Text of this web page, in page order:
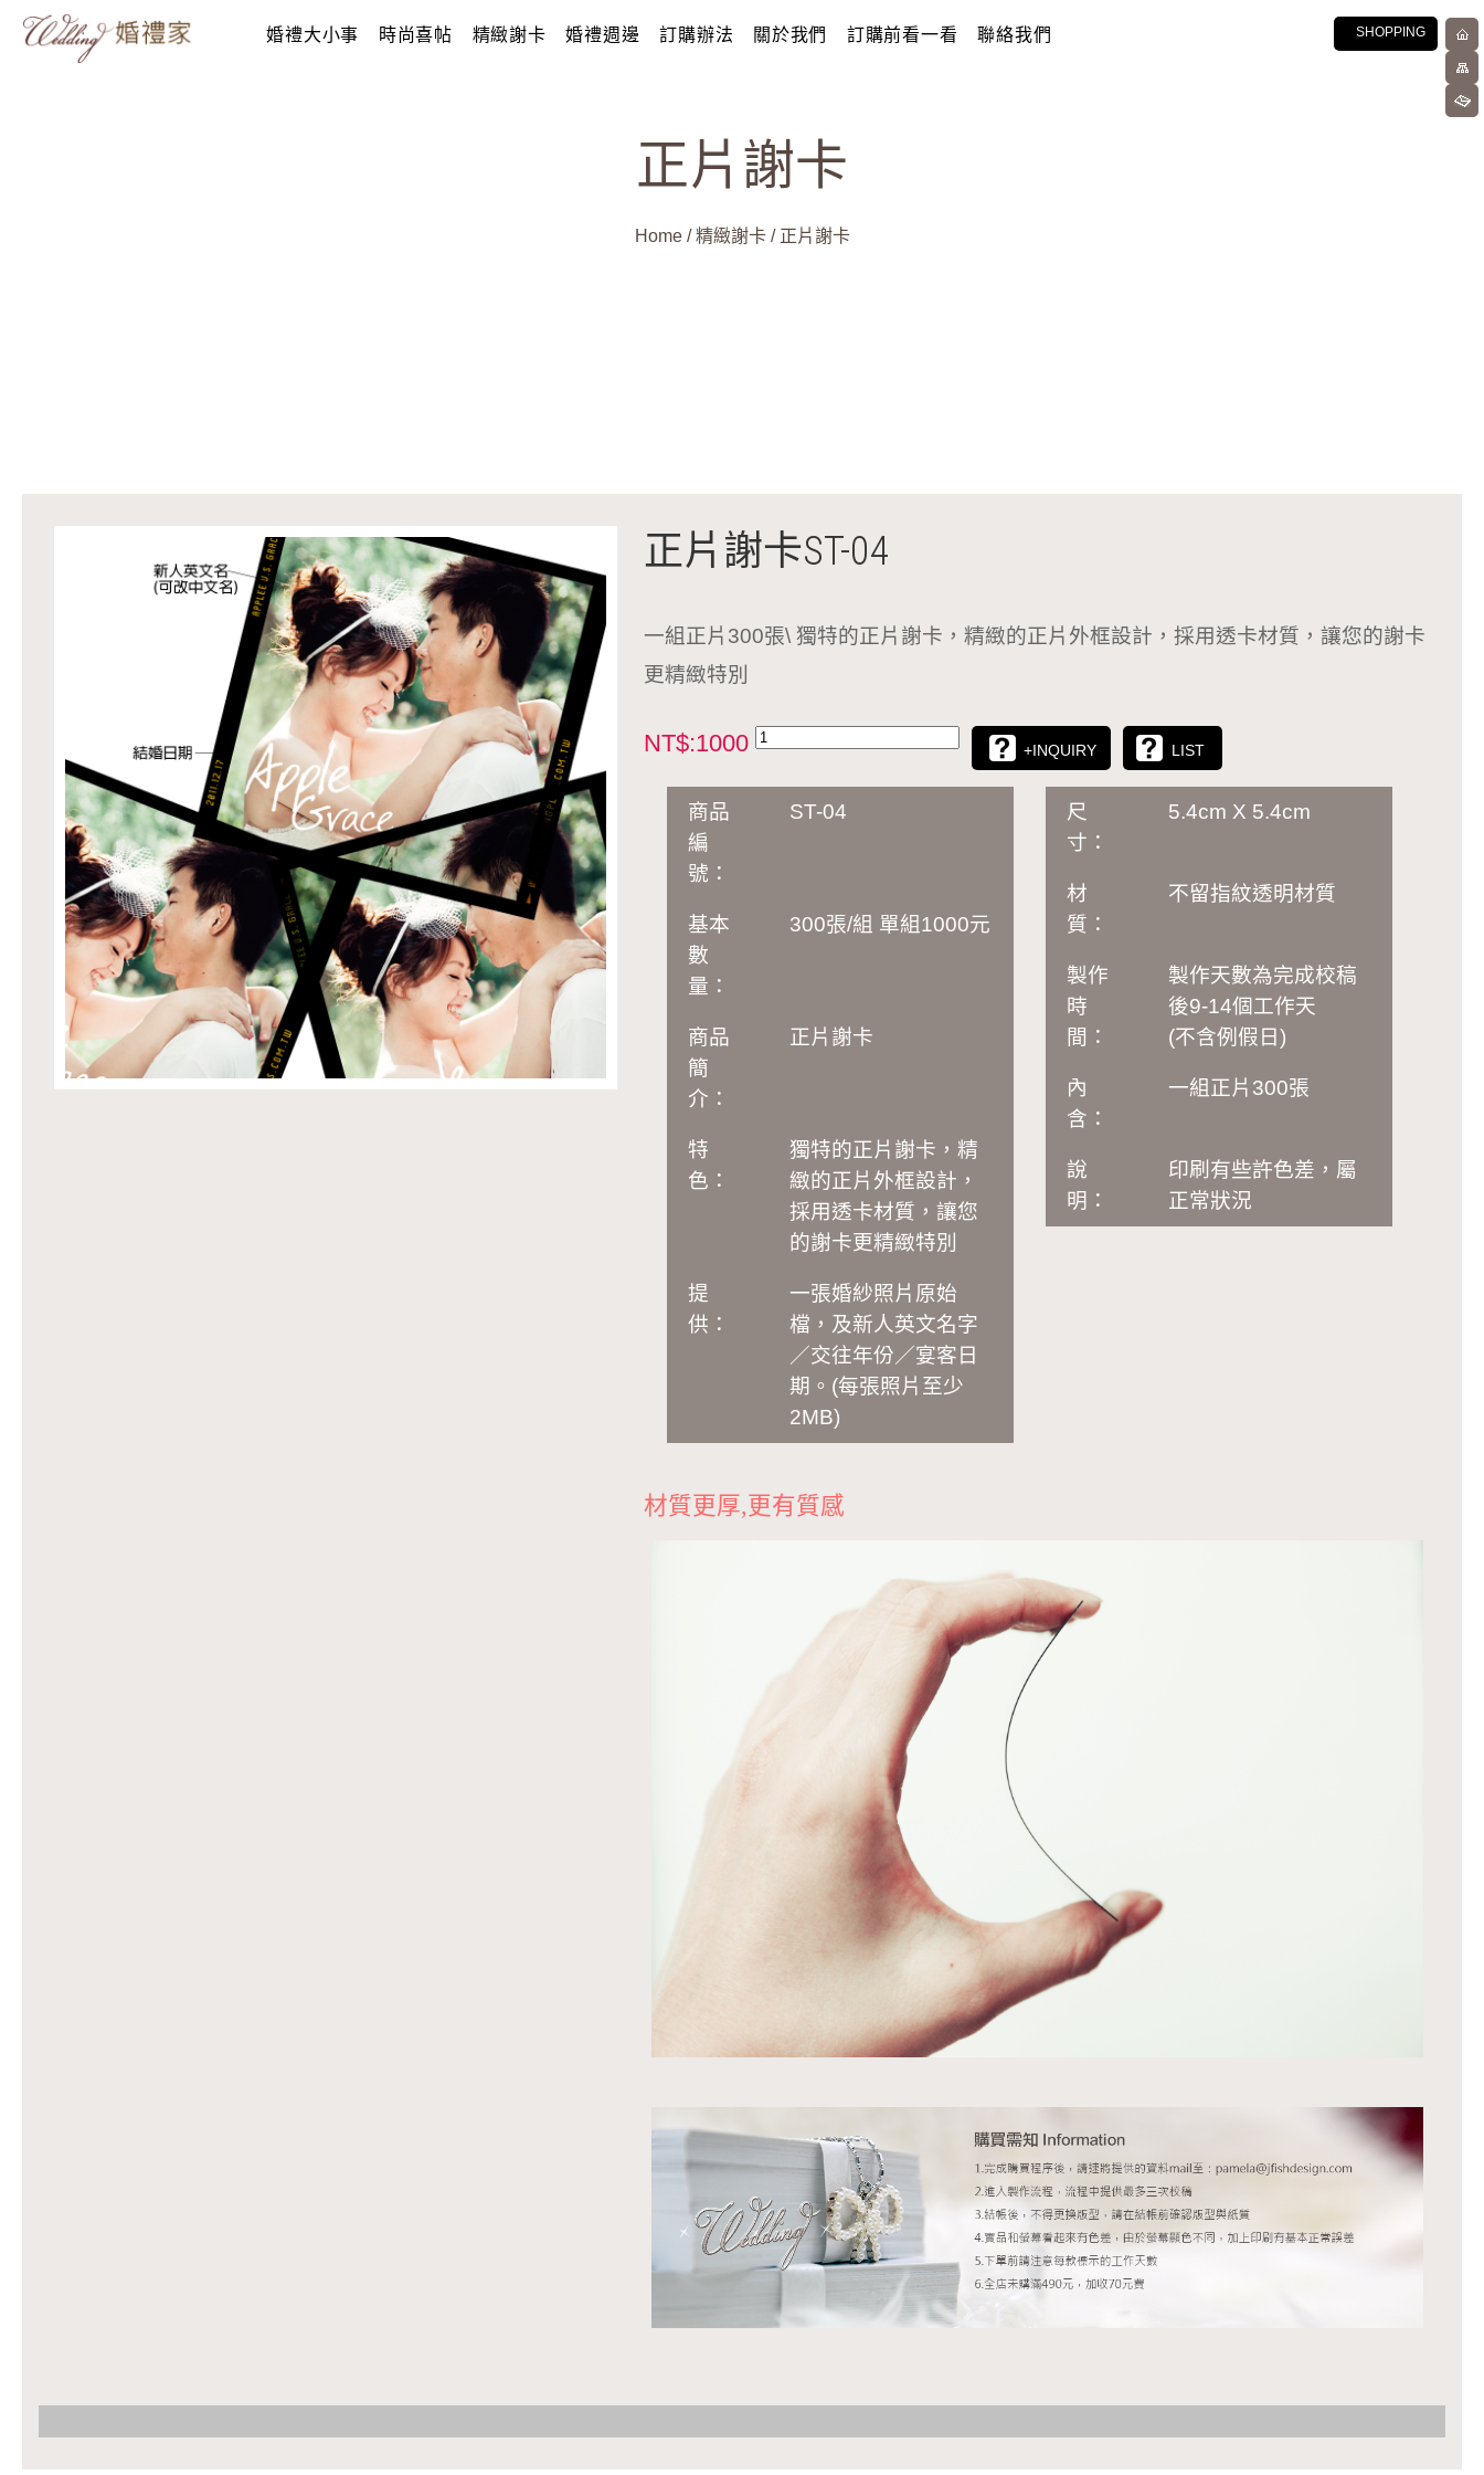
SHOPPING
婚禮大小事 時尚喜帖 精緻謝卡 婚禮週邊 訂購辦法 關於我們 訂購前看一看 聯絡我們
正片謝卡
Home/精緻謝卡/ 正片謝卡
正片謝卡ST-04
一組正片300張\ 獨特的正片謝卡，精緻的正片外框設計，採用透卡材質，讓您的謝卡
更精緻特別
NT$:1000 +INQUIRY LIST
商品
編
號：
ST-04
基本
數
量：
300張/組 單組1000元
商品
簡
介：
正片謝卡
特
色：
獨特的正片謝卡，精
緻的正片外框設計，
採用透卡材質，讓您
的謝卡更精緻特別
提
供：
一張婚紗照片原始
檔，及新人英文名字
／交往年份／宴客日
期 。 (每張照片至少
2MB)
尺
寸：
5.4cm X 5.4cm
材
質：
不留指紋透明材質
製作
時
間：
製作天數為完成校稿
後9-14個工作天
(不含例假日)
內
含：
一組正片300張
說
明：
印刷有些許色差，屬
正常狀況
材質更厚,更有質感